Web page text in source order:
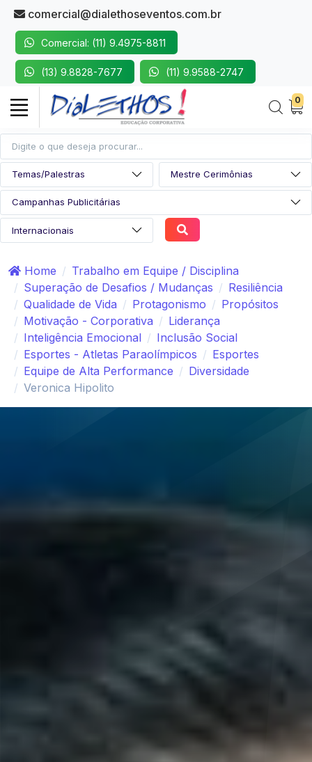
comercial@dialethoseventos.com.br
Comercial: (11) 9.4975-8811
(13) 9.8828-7677 (11) 9.9588-2747
0
Home
Trabalho em Equipe / Disciplina
Superação de Desafios / Mudanças
Resiliência
Qualidade de Vida
Protagonismo
Propósitos
Motivação - Corporativa
Liderança
Inteligência Emocional
Inclusão Social
Esportes - Atletas Paraolímpicos
Esportes
Equipe de Alta Performance
Diversidade
Veronica Hipolito